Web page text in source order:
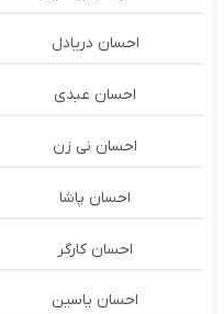
احسان دریادل
احسان عبدی
احسان نی زن
احسان پاشا
احسان کارگر
احسان یاسین